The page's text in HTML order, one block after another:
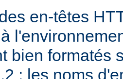
en-têtes
bien formatés
: les noms